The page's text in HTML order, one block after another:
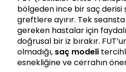
bölgeden ince bir saç derisi
greftlere ayırır. Tek
gereken hastalar için
doğrusal bir iz bırakır.
olmadığı, saç modeli
esnekliğine ve cerrahın